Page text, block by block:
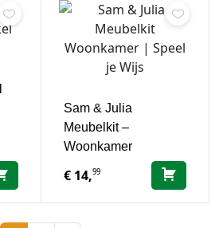
Sam & Julia
Meubelkit –
Woonkamer
€14,99